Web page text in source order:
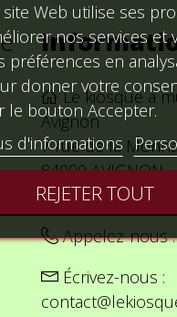
Le kiosque a
Avignon
7 rue de la
84000 AVIGNON
France
Appelez-nous
Écrivez-nous :
site Web utilise ses
nos services et
préférences en
donner votre
le bouton Accepter.
d'informations
REJETER TOUT